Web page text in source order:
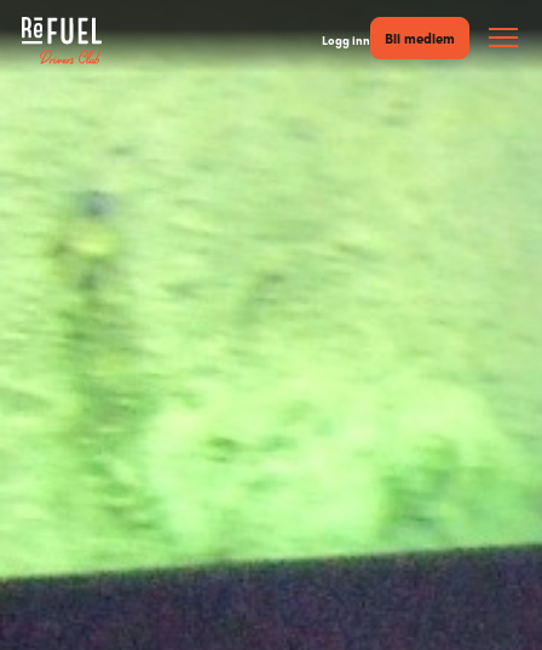
Logg inn Bli medlem